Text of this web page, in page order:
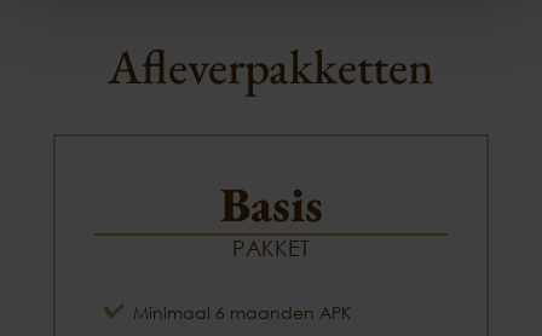
Afleverpakketten
Basis
PAKKET
Minimaal 6 maanden APK